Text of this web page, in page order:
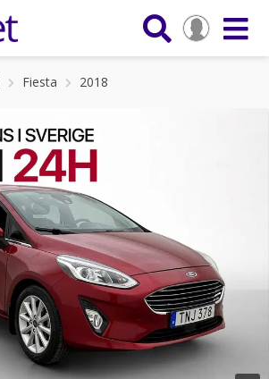
Fiesta 2018